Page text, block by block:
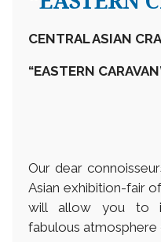
CENTRAL ASIAN
“EASTERN
Our dear
Asian exhibition-fair
will allow you to
fabulous atmosphere